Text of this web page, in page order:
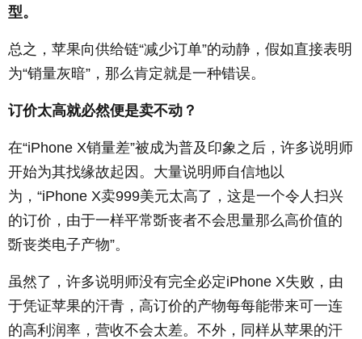
型。
总之，苹果向供给链“减少订单”的动静，假如直接表明
为“销量灰暗”，那么肯定就是一种错误。
订价太高就必然便是卖不动？
在“iPhone X销量差”被成为普及印象之后，许多说明师
开始为其找缘故起因。大量说明师自信地以
为，“iPhone X卖999美元太高了，这是一个令人扫兴
的订价，由于一样平常斲丧者不会思量那么高价值的
斲丧类电子产物”。
虽然了，许多说明师没有完全必定iPhone X失败，由
于凭证苹果的汗青，高订价的产物每每能带来可一连
的高利润率，营收不会太差。不外，同样从苹果的汗